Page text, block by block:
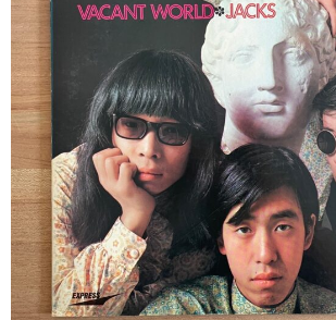
取り置きなどについて
Categories
New Arrivals
新譜
GG RECORD （当店のレーベル）
全商品
JAZZ-US